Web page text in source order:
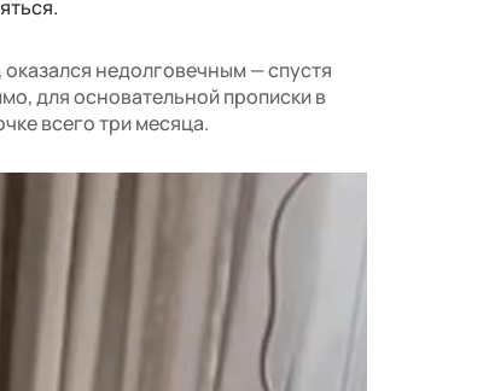
недолговечным — спустя
для основательной прописки в
всего три месяца.